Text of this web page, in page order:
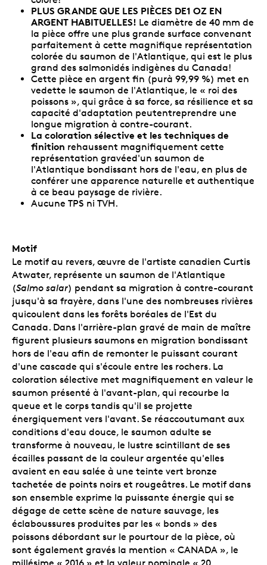
PLUS GRANDE QUE LES PIÈCES DE1 OZ EN
ARGENT HABITUELLES! Le diamètre de 40 mm de
la pièce offre une plus grande surface convenant
parfaitement à cette magnifique représentation
colorée du saumon de l'Atlantique, qui est le plus
grand des salmonidés indigènes du Canada!
Cette pièce en argent fin (purà 99,99 %) met en
vedette le saumon de l'Atlantique, le « roi des
poissons », qui grâce à sa force, sa résilience et sa
capacité d'adaptation peutentreprendre une
longue migration à contre-courant.
La coloration sélective et les techniques de
finition rehaussent magnifiquement cette
représentation gravéed'un saumon de
l'Atlantique bondissant hors de l'eau, en plus de
conférer une apparence naturelle et authentique
à ce beau paysage de rivière.
Aucune TPS ni TVH.
Motif
Le motif au revers, œuvre de l'artiste canadien Curtis
Atwater, représente un saumon de l'Atlantique
(Salmo salar) pendant sa migration à contre-courant
jusqu'à sa frayère, dans l'une des nombreuses rivières
quicoulent dans les forêts boréales de l'Est du
Canada. Dans l'arrière-plan gravé de main de maître
figurent plusieurs saumons en migration bondissant
hors de l'eau afin de remonter le puissant courant
d'une cascade qui s'écoule entre les rochers. La
coloration sélective met magnifiquement en valeur le
saumon présenté à l'avant-plan, qui recourbe la
queue et le corps tandis qu'il se projette
énergiquement vers l'avant. Se réaccoutumant aux
conditions d'eau douce, le saumon adulte se
transforme à nouveau, le lustre scintillant de ses
écailles passant de la couleur argentée qu'elles
avaient en eau salée à une teinte vert bronze
tachetée de points noirs et rougeâtres. Le motif dans
son ensemble exprime la puissante énergie qui se
dégage de cette scène de nature sauvage, les
éclaboussures produites par les « bonds » des
poissons débordant sur le pourtour de la pièce, où
sont également gravés la mention « CANADA », le
millésime « 2016 » et la valeur nominale « 20